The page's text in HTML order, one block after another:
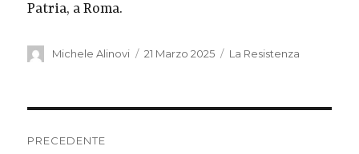
Patria, a Roma.
Michele Alinovi 21 Marzo 2025 La Resistenza
PRECEDENTE